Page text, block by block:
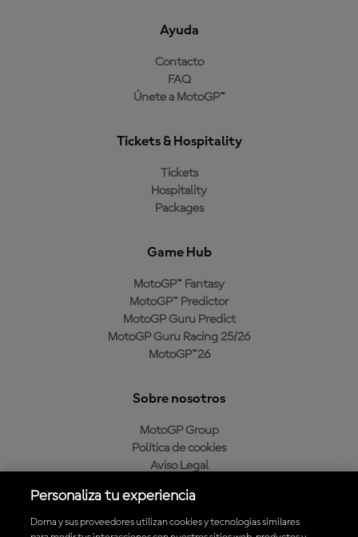
Ayuda
Contacto
FAQ
Únete a MotoGP™
Tickets & Hospitality
Tickets
Hospitality
Packages
Game Hub
MotoGP™ Fantasy
MotoGP™ Predictor
MotoGP Guru Predict
MotoGP Guru Racing 25/26
MotoGP™26
Sobre nosotros
MotoGP Group
Política de cookies
Aviso Legal
Política de compra
Personaliza tu experiencia
Dorna y sus proveedores utilizan cookies y tecnologías similares